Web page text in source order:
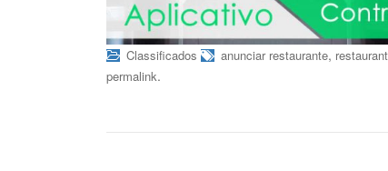
Classificados anunciar restaurante,
permalink.